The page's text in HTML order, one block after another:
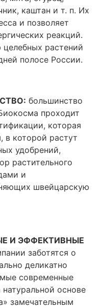
каштан и т. п. Их
и позволяет
реакций.
растений
полосе России.
большинство
проходит
которая
в которой растут
удобрений,
растительного
и
швейцарскую
И ЭФФЕКТИВНЫЕ
заботятся о
деликатно
современные
основе
замечательным